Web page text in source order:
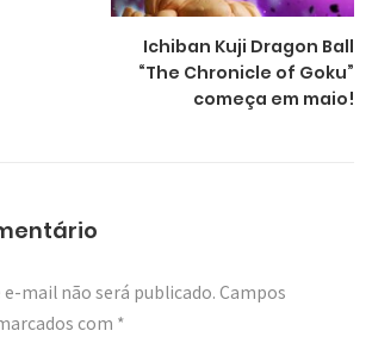
Ichiban Kuji Dragon Ball
“The Chronicle of Goku”
começa em maio!
e-mail não será publicado. Campos
com *